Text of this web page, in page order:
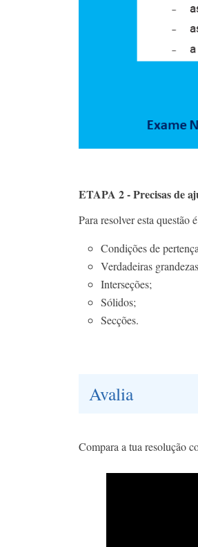
ETAPA 2 - Precisas de
Para resolver esta questão
Condições de
Verdadeiras
Interseções;
Sólidos;
Secções.
Avalia
Compara a tua resolução